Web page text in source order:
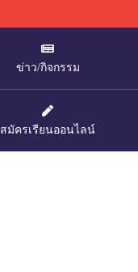
ข่าว/กิจกรรม
สมัครเรียนออนไลน์